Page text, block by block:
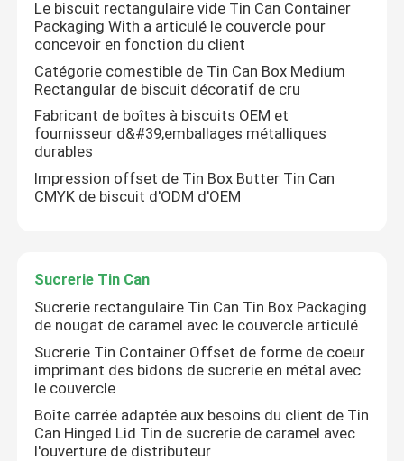
Le biscuit rectangulaire vide Tin Can Container
Packaging With a articulé le couvercle pour
concevoir en fonction du client
Catégorie comestible de Tin Can Box Medium
Rectangular de biscuit décoratif de cru
Fabricant de boîtes à biscuits OEM et
fournisseur d&#39;emballages métalliques
durables
Impression offset de Tin Box Butter Tin Can
CMYK de biscuit d'ODM d'OEM
Sucrerie Tin Can
Sucrerie rectangulaire Tin Can Tin Box Packaging
de nougat de caramel avec le couvercle articulé
Sucrerie Tin Container Offset de forme de coeur
imprimant des bidons de sucrerie en métal avec
le couvercle
Boîte carrée adaptée aux besoins du client de Tin
Can Hinged Lid Tin de sucrerie de caramel avec
l'ouverture de distributeur